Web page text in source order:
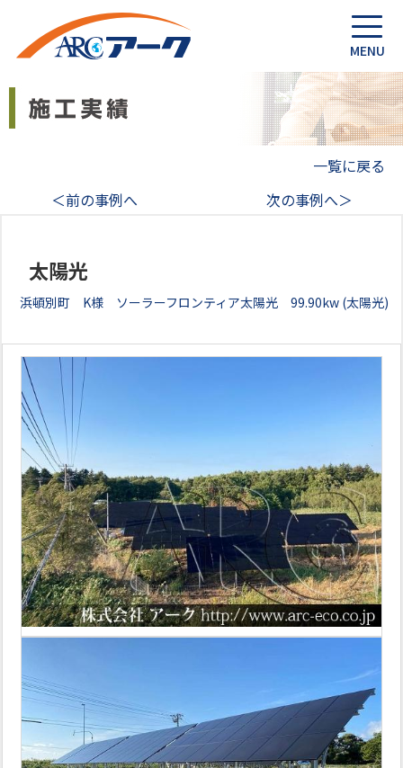
一覧に戻る
＜前の事例へ
次の事例へ＞
太陽光
浜頓別町 K様 ソーラーフロンティア太陽光 99.90kw (太陽光)